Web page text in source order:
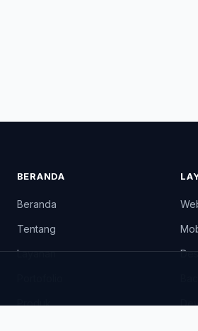
BERANDA
Beranda
Tentang
Layanan
Produk